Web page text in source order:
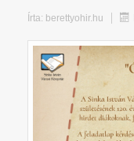
Írta: berettyohir.hu